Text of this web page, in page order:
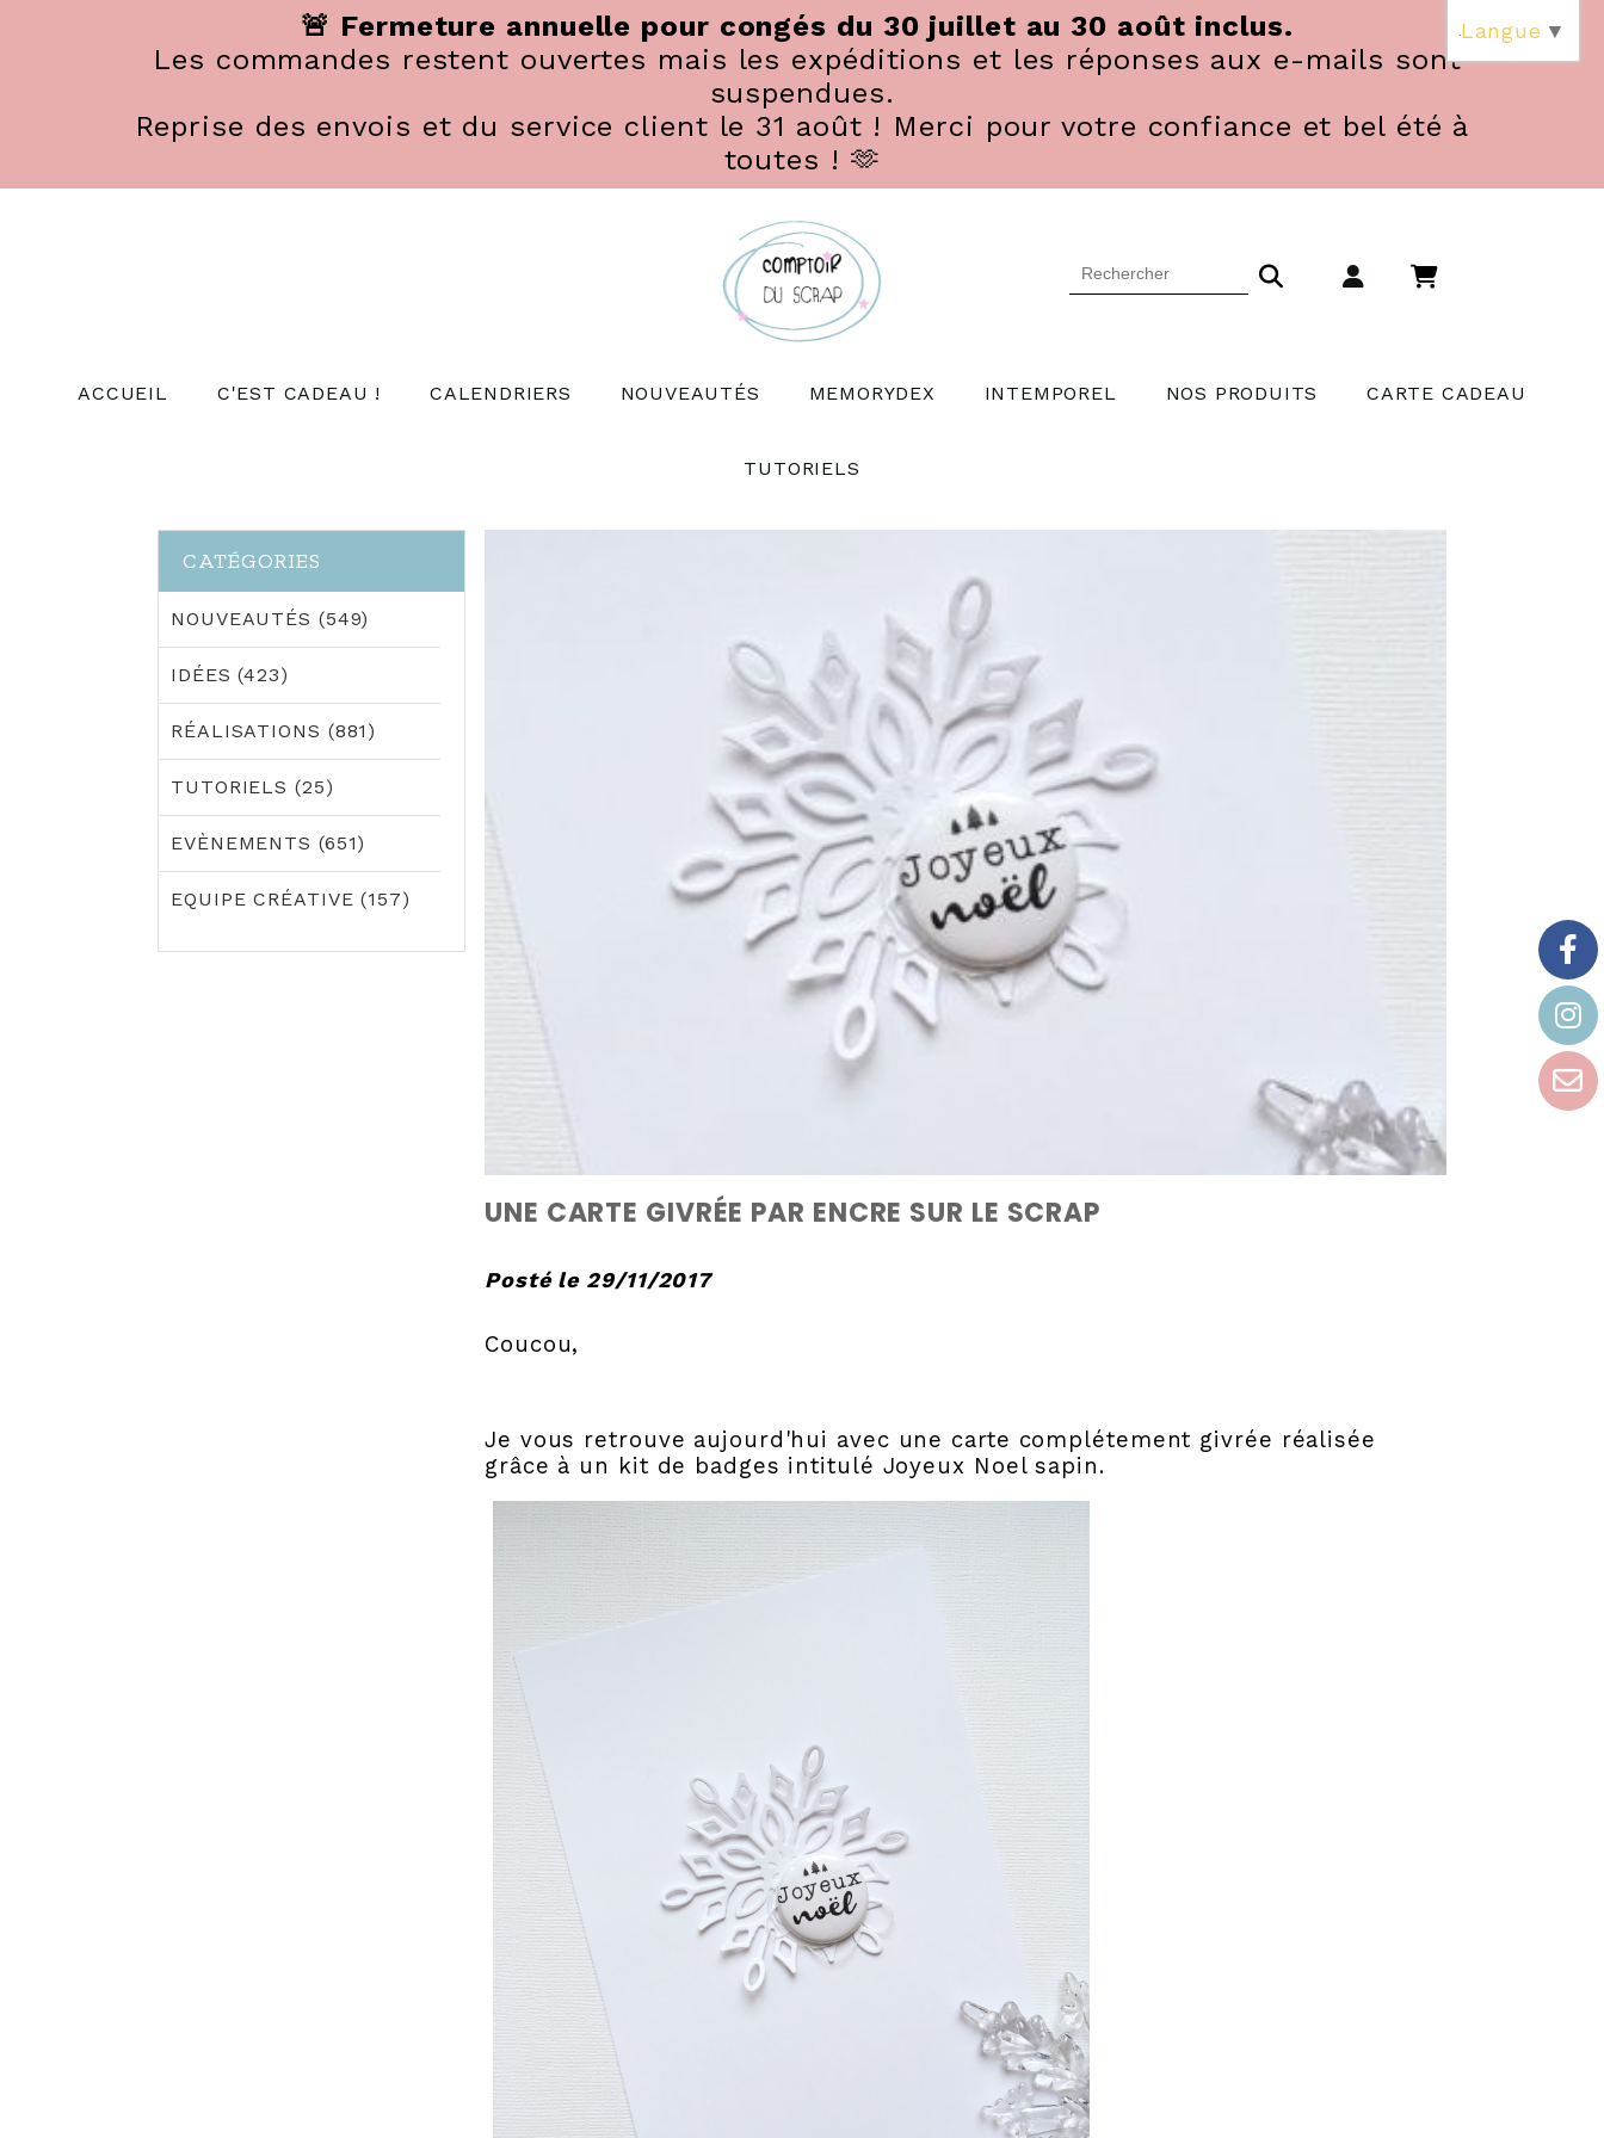
🚨 Fermeture annuelle pour congés du 30 juillet au 30 août inclus.
Les commandes restent ouvertes mais les expéditions et les réponses aux e-mails sont
suspendues.
Reprise des envois et du service client le 31 août ! Merci pour votre confiance et bel été à
toutes ! 🫶
ACCUEIL C'EST CADEAU ! CALENDRIERS NOUVEAUTÉS MEMORYDEX INTEMPOREL NOS PRODUITS CARTE CADEAU
TUTORIELS
UNE CARTE GIVRÉE PAR ENCRE SUR LE SCRAP
Posté le 29/11/2017
Coucou,
Je vous retrouve aujourd'hui avec une carte complétement givrée réalisée
grâce à un kit de badges intitulé Joyeux Noel sapin.
CATÉGORIES
NOUVEAUTÉS (549)
IDÉES (423)
RÉALISATIONS (881)
TUTORIELS (25)
EVÈNEMENTS (651)
EQUIPE CRÉATIVE (157)
Langue ▼